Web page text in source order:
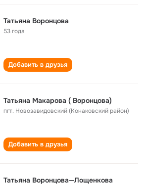
Татьяна Воронцова
53 года
Добавить в друзья
Татьяна Макарова ( Воронцова)
пгт. Новозавидовский (Конаковский район)
Добавить в друзья
Татьяна Воронцова—Лощенкова